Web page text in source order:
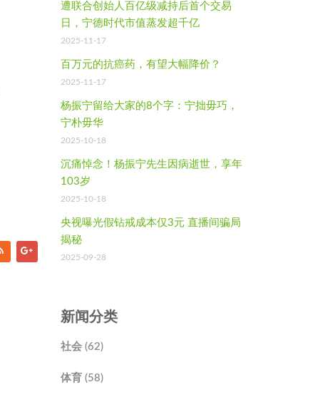
遭联合创始人百亿级减持后首个交易
日，宁德时代市值蒸发超千亿
2025-11-17
百万元的抗癌药，有望大幅降价？
2025-11-17
杨振宁留给大家的8个字：宁拙毋巧，
宁朴毋华
2025-10-18
沉痛悼念！杨振宁先生因病逝世，享年
103岁
2025-10-18
央视曝光假钻戒成本仅3元 直播间骗局
揭秘
2025-09-28
新闻分类
社会 (62)
体育 (58)